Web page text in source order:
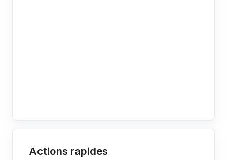
Actions rapides